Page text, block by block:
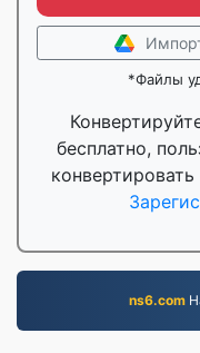
*Файлы
бесплатно,
ns6.com